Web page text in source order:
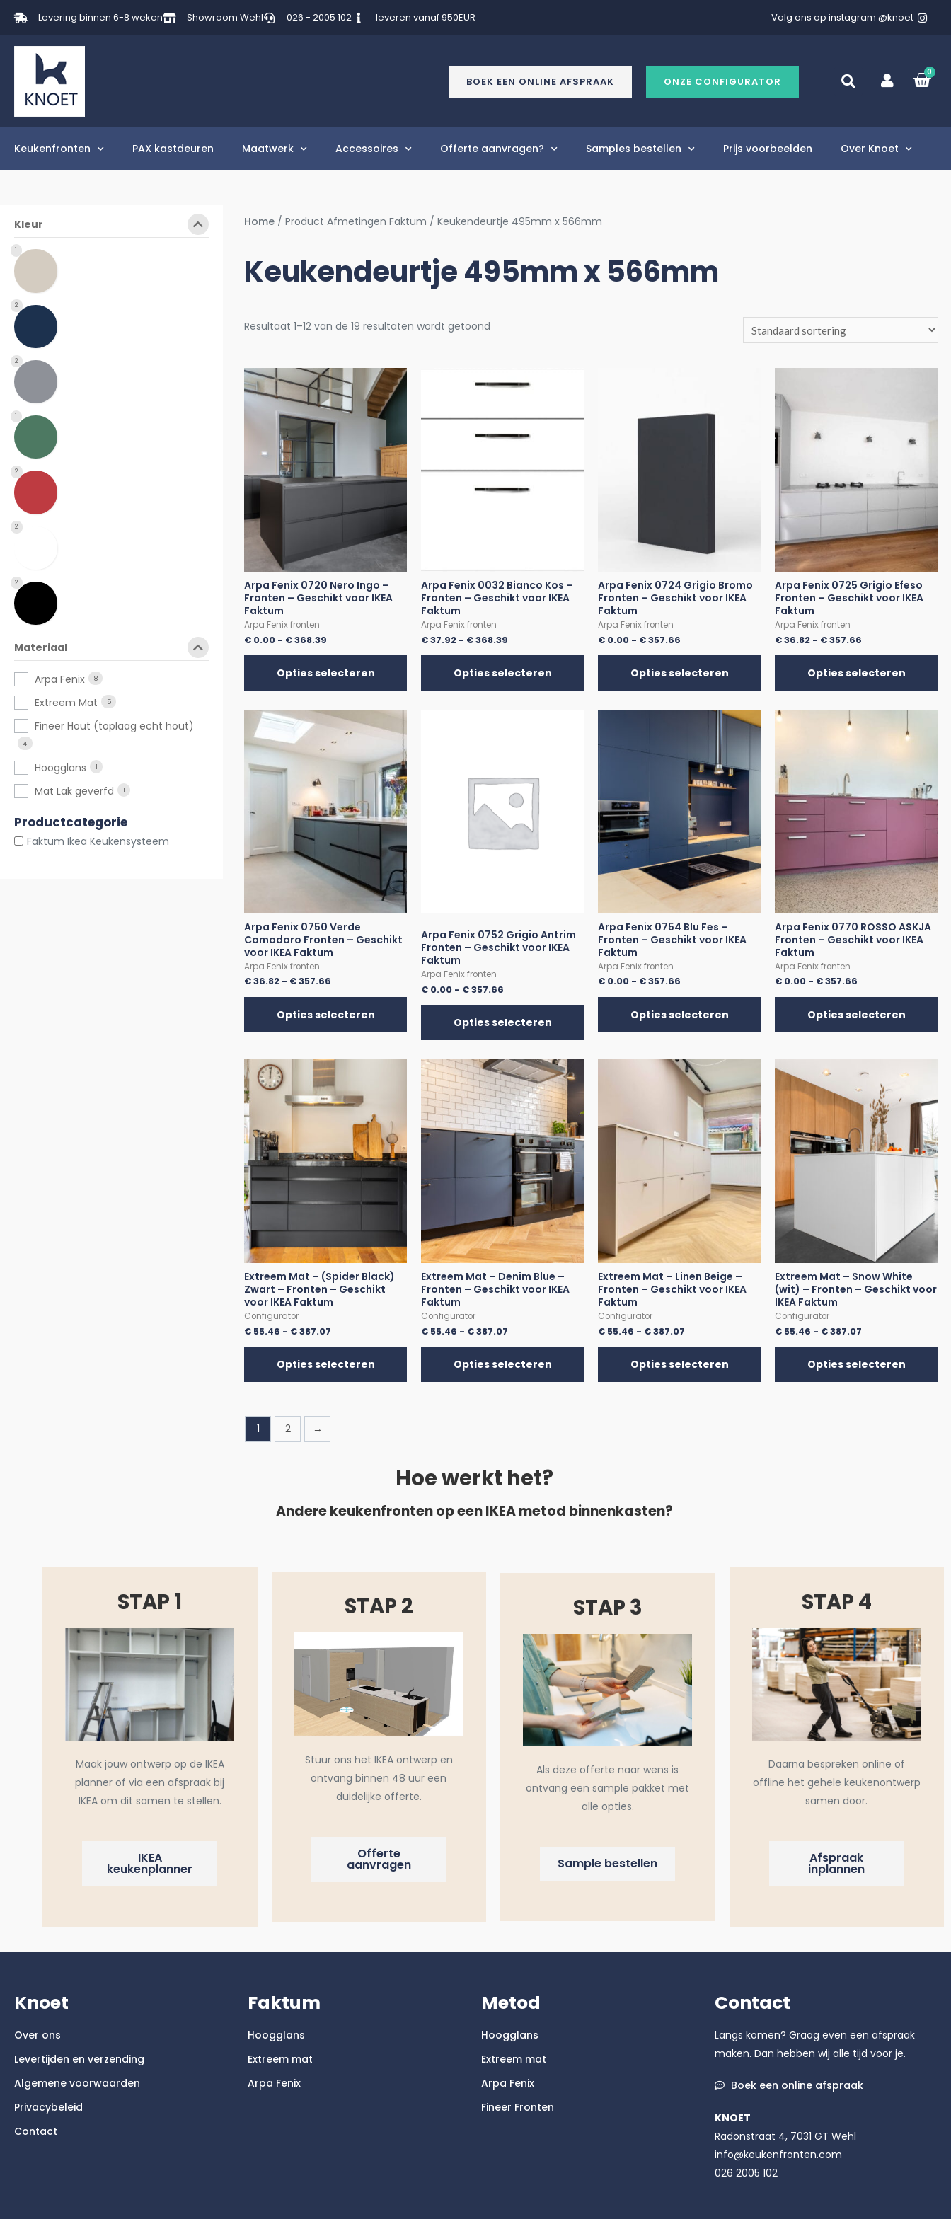
Levering binnen 6-8 weken Showroom Wehl 026 - 2005 102 leveren vanaf 950EUR Volg ons op instagram @knoet
BOEK EEN ONLINE AFSPRAAK ONZE CONFIGURATOR
0
Keukenfronten PAX kastdeuren Maatwerk Accessoires Offerte aanvragen? Samples bestellen Prijs voorbeelden Over Knoet
Kleur
1
2
2
1
2
2
2
Materiaal
Arpa Fenix 8
Extreem Mat 5
Fineer Hout (toplaag echt hout)
4
Hoogglans 1
Mat Lak geverfd 1
Productcategorie
Faktum Ikea Keukensysteem
Home / Product Afmetingen Faktum / Keukendeurtje 495mm x 566mm
Keukendeurtje 495mm x 566mm
Resultaat 1–12 van de 19 resultaten wordt getoond
Arpa Fenix 0720 Nero Ingo –
Fronten – Geschikt voor IKEA
Faktum
Arpa Fenix fronten
€ 0.00 - €368.39
Opties selecteren
Arpa Fenix 0032 Bianco Kos –
Fronten – Geschikt voor IKEA
Faktum
Arpa Fenix fronten
€37.92 - €368.39
Opties selecteren
Arpa Fenix 0724 Grigio Bromo
Fronten – Geschikt voor IKEA
Faktum
Arpa Fenix fronten
€ 0.00 - €357.66
Opties selecteren
Arpa Fenix 0725 Grigio Efeso
Fronten – Geschikt voor IKEA
Faktum
Arpa Fenix fronten
€36.82 - €357.66
Opties selecteren
Arpa Fenix 0750 Verde
Comodoro Fronten – Geschikt
voor IKEA Faktum
Arpa Fenix fronten
€36.82 - €357.66
Opties selecteren
Arpa Fenix 0752 Grigio Antrim
Fronten – Geschikt voor IKEA
Faktum
Arpa Fenix fronten
€ 0.00 - €357.66
Opties selecteren
Arpa Fenix 0754 Blu Fes –
Fronten – Geschikt voor IKEA
Faktum
Arpa Fenix fronten
€ 0.00 - €357.66
Opties selecteren
Arpa Fenix 0770 ROSSO ASKJA
Fronten – Geschikt voor IKEA
Faktum
Arpa Fenix fronten
€ 0.00 - €357.66
Opties selecteren
Extreem Mat – (Spider Black)
Zwart – Fronten – Geschikt
voor IKEA Faktum
Configurator
€ 55.46 - €387.07
Opties selecteren
Extreem Mat – Denim Blue –
Fronten – Geschikt voor IKEA
Faktum
Configurator
€ 55.46 - €387.07
Opties selecteren
Extreem Mat – Linen Beige –
Fronten – Geschikt voor IKEA
Faktum
Configurator
€ 55.46 - €387.07
Opties selecteren
Extreem Mat – Snow White
(wit) – Fronten – Geschikt voor
IKEA Faktum
Configurator
€ 55.46 - €387.07
Opties selecteren
1 2 →
Hoe werkt het?
Andere keukenfronten op een IKEA metod binnenkasten?
STAP 1
Maak jouw ontwerp op de IKEA
planner of via een afspraak bij
IKEA om dit samen te stellen.
IKEA
keukenplanner
STAP 2
Stuur ons het IKEA ontwerp en
ontvang binnen 48 uur een
duidelijke offerte.
Offerte
aanvragen
STAP 3
Als deze offerte naar wens is
ontvang een sample pakket met
alle opties.
Sample bestellen
STAP 4
Daarna bespreken online of
offline het gehele keukenontwerp
samen door.
Afspraak
inplannen
Knoet
Over ons
Levertijden en verzending
Algemene voorwaarden
Privacybeleid
Contact
Faktum
Hoogglans
Extreem mat
Arpa Fenix
Metod
Hoogglans
Extreem mat
Arpa Fenix
Fineer Fronten
Contact
Langs komen? Graag even een afspraak
maken. Dan hebben wij alle tijd voor je.
Boek een online afspraak
KNOET
Radonstraat 4, 7031 GT Wehl
info@keukenfronten.com
026 2005 102